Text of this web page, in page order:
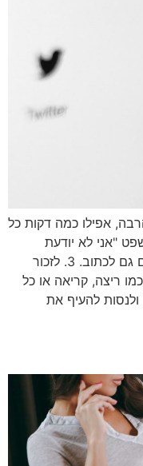
אפילו כמה דקות כל
מהמשפט "אני לא יודעת
לכתוב". אתם יודעים לדבר? אתם יודעים גם לכתוב. 3. לזכור
ריצה, קריאה או כל
ולנסות להעיף את